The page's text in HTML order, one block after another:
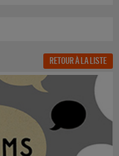
RETOUR À LA LISTE